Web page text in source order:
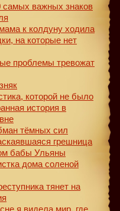
самых важных знаков
к колдуну ходила
на которые нет
проблемы тревожат
которой не было
история в
тёмных сил
грешница
бабы Ульяны
дома соленой
тянет на
я видела мир, где